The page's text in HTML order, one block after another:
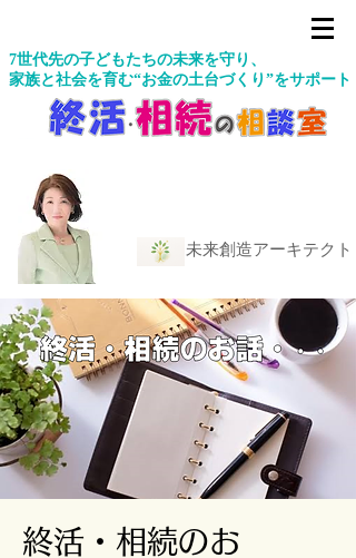
7世代先の子どもたちの未来を守り、
家族と社会を育む“お金の土台づくり”をサポート
未来創造アーキテクト
終活・相続のお